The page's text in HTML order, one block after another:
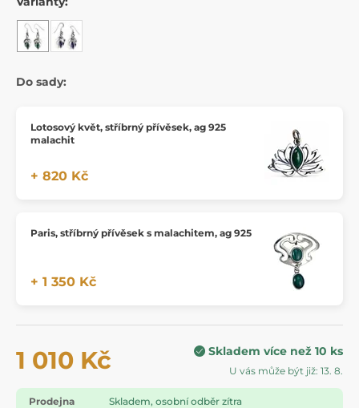
Do sady:
Lotosový květ, stříbrný přívěsek, ag 925
malachit
+ 820 Kč
Paris, stříbrný přívěsek s malachitem, ag 925
+ 1 350 Kč
1 010 Kč Skladem více než 10 ks
U vás může být již: 13. 8.
Prodejna
Skladem, osobní odběr zítra